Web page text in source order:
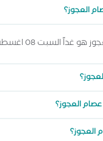
العجوز؟
المتاحة من خلال عرض المواعيد أعلاه
العجوز؟
العجوز؟